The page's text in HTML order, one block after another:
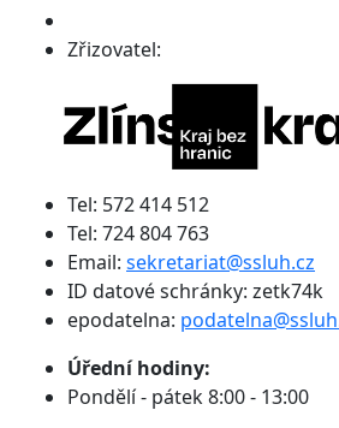
Zřizovatel:
Tel: 572 414 512
Tel: 724 804 763
Email: sekretariat@ssluh.cz
ID datové schránky: zetk74k
epodatelna:
Úřední hodiny:
Pondělí - pátek 8:00 - 13:00